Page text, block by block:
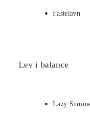
Fastelavn
Lev i balance
Lazy